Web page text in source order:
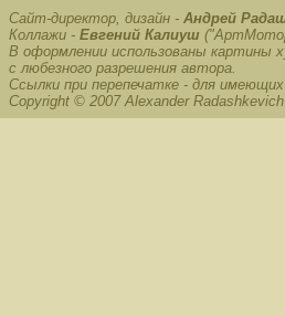
Сайт-директор, дизайн - Андрей
Коллажи - Евгений Калиуш
В оформлении использованы картины
с любезного разрешения автора.
Ссылки при перепечатке - для
Copyright © 2007 Alexander Radashkevich